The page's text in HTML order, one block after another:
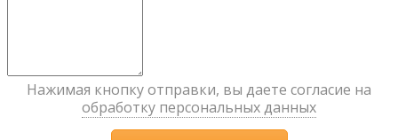
Нажимая кнопку отправки, вы даете согласие на
обработку персональных данных